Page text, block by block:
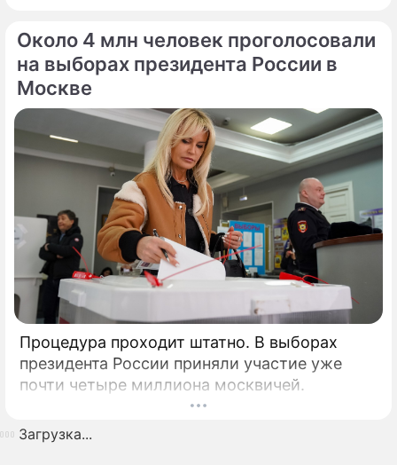
Около 4 млн человек проголосовали
на выборах президента России в
Москве
Процедура проходит штатно. В выборах
президента России приняли участие уже
почти четыре миллиона москвичей.
Загрузка...